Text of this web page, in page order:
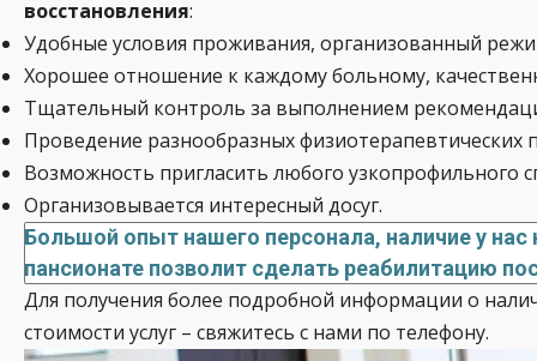
восстановления:
Удобные условия проживания, организованный
Хорошее отношение к каждому больному,
Тщательный контроль за выполнением
Проведение разнообразных физиотерапевтических
Возможность пригласить любого узкопрофильного
Организовывается интересный досуг.
Большой опыт нашего персонала, наличие у
пансионате позволит сделать реабилитацию
Для получения более подробной информации о
стоимости услуг – свяжитесь с нами по телефону.